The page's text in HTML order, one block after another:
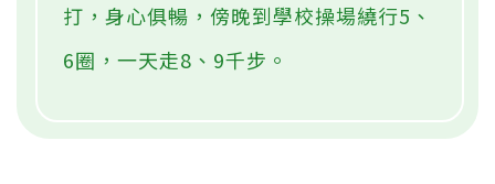
打，身心俱暢，傍晚到學校操場繞行5、
6圈，一天走8、9千步。